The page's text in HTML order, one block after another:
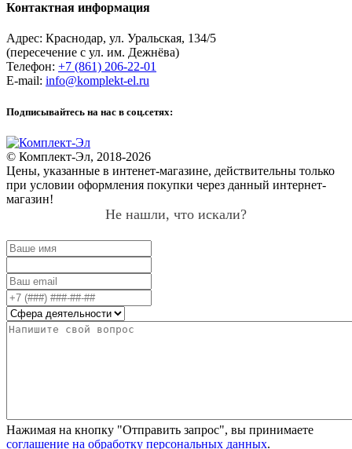
Контактная информация
Адрес: Краснодар, ул. Уральская, 134/5
(пересечение с ул. им. Дежнёва)
Телефон: +7 (861) 206-22-01
E-mail: info@komplekt-el.ru
Подписывайтесь на нас в соц.сетях:
© Комплект-Эл, 2018-2026
Цены, указанные в интенет-магазине, действительны только
при условии оформления покупки через данный интернет-
магазин!
Не нашли, что искали?
Нажимая на кнопку "Отправить запрос", вы принимаете
соглашение на обработку персональных данных.